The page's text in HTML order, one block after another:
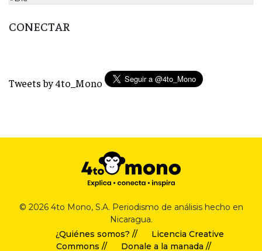
CONECTAR
Tweets by 4to_Mono
© 2026 4to Mono, S.A. Periodismo de análisis hecho en
Nicaragua.
¿Quiénes somos? //
Licencia Creative
Commons //
Donale a la manada //